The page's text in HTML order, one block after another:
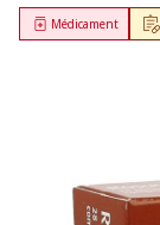
Médicament